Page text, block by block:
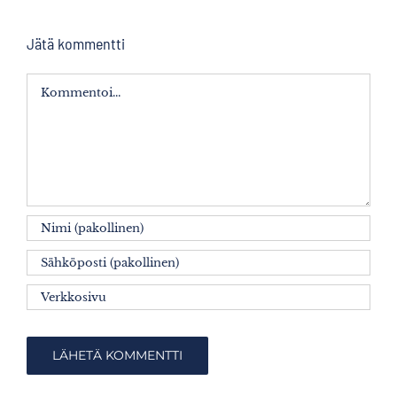
Jätä kommentti